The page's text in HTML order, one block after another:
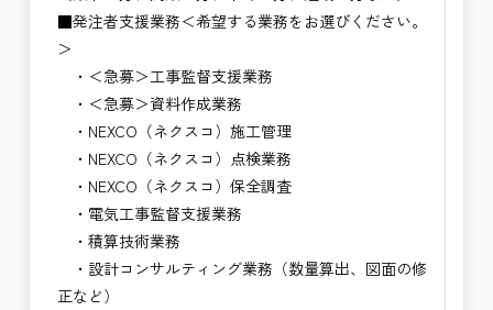
■発注者支援業務＜希望する業務をお選びください。
＞
・＜急募＞工事監督支援業務
・＜急募＞資料作成業務
・NEXCO（ネクスコ）施工管理
・NEXCO（ネクスコ）点検業務
・NEXCO（ネクスコ）保全調査
・電気工事監督支援業務
・積算技術業務
・設計コンサルティング業務（数量算出、図面の修
正など）